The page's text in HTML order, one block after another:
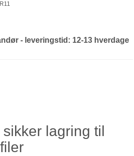
- leveringstid: 12-13 hverdage
lagring til